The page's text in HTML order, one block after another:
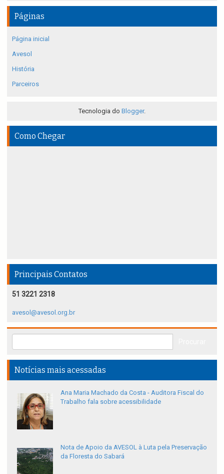
Páginas
Página inicial
Avesol
História
Parceiros
Tecnologia do Blogger.
Como Chegar
Principais Contatos
51 3221 2318
avesol@avesol.org.br
Notícias mais acessadas
Ana Maria Machado da Costa - Auditora Fiscal do
Trabalho fala sobre acessibilidade
Nota de Apoio da AVESOL à Luta pela Preservação
da Floresta do Sabará